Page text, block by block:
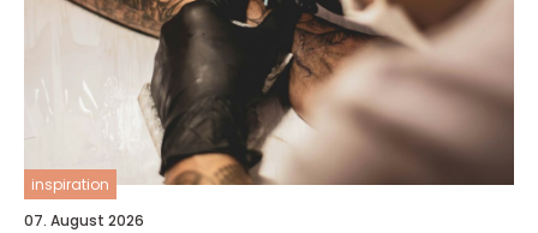
inspiration
07. August 2026